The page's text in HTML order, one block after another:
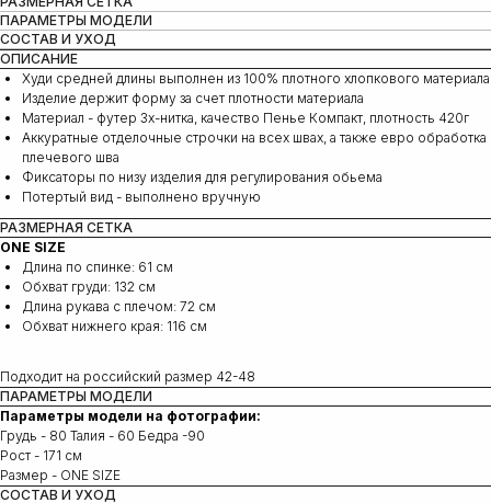
ПАРАМЕТРЫ МОДЕЛИ
СОСТАВ И УХОД
ОПИСАНИЕ
Худи средней длины выполнен из 100% плотного хлопкового материала
Изделие держит форму за счет плотности материала
Материал - футер 3х-нитка, качество Пенье Компакт, плотность 420г
Аккуратные отделочные строчки на всех швах, а также евро обработка
плечевого шва
Фиксаторы по низу изделия для регулирования обьема
Потертый вид - выполнено вручную
РАЗМЕРНАЯ СЕТКА
ONE SIZE
Длина по спинке: 61 см
Обхват груди: 132 см
Длина рукава с плечом: 72 cм
Обхват нижнего края: 116 cм
Подходит на российский размер 42-48
ПАРАМЕТРЫ МОДЕЛИ
Параметры модели на фотографии:
Грудь - 80 Талия - 60 Бедра -90
Рост - 171 см
Размер - ONE SIZE
СОСТАВ И УХОД